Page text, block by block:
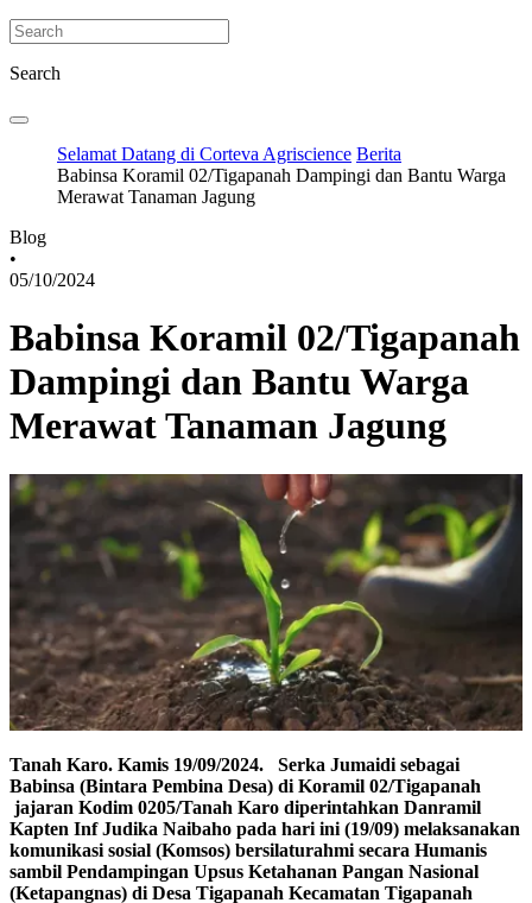
Search
Selamat Datang di Corteva Agriscience Berita
Babinsa Koramil 02/Tigapanah Dampingi dan Bantu Warga
Merawat Tanaman Jagung
Blog
•
05/10/2024
Babinsa Koramil 02/Tigapanah
Dampingi dan Bantu Warga
Merawat Tanaman Jagung
Tanah Karo. Kamis 19/09/2024. Serka Jumaidi sebagai
Babinsa (Bintara Pembina Desa) di Koramil 02/Tigapanah
jajaran Kodim 0205/Tanah Karo diperintahkan Danramil
Kapten Inf Judika Naibaho pada hari ini (19/09) melaksanakan
komunikasi sosial (Komsos) bersilaturahmi secara Humanis
sambil Pendampingan Upsus Ketahanan Pangan Nasional
(Ketapangnas) di Desa Tigapanah Kecamatan Tigapanah